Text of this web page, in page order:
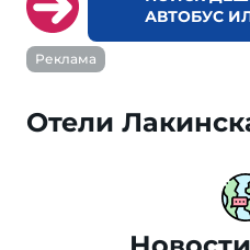
АВТОБУС
Реклама
Отели